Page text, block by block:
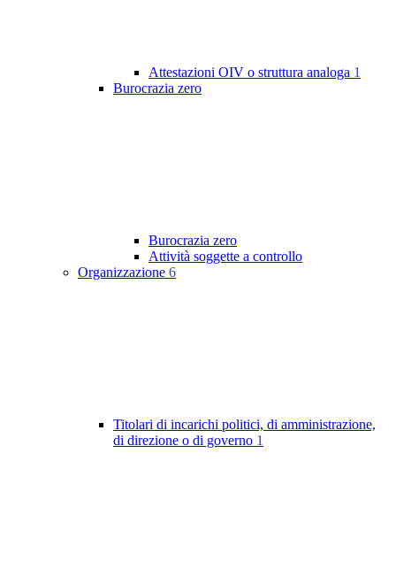
Attestazioni OIV o struttura analoga 1
Burocrazia zero
Burocrazia zero
Attività soggette a controllo
Organizzazione 6
Titolari di incarichi politici, di amministrazione,
di direzione o di governo 1